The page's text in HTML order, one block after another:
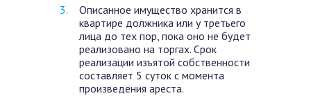
Описанное имущество хранится в
квартире должника или у третьего
лица до тех пор, пока оно не будет
реализовано на торгах. Срок
реализации изъятой собственности
составляет 5 суток с момента
произведения ареста.